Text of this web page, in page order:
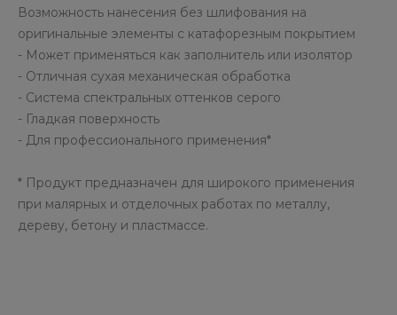
Возможность нанесения без шлифования на
оригинальные элементы с катафорезным покрытием
- Может применяться как заполнитель или изолятор
- Отличная сухая механическая обработка
- Система спектральных оттенков серого
- Гладкая поверхность
- Для профессионального применения*
* Продукт предназначен для широкого применения
при малярных и отделочных работах по металлу,
дереву, бетону и пластмассе.